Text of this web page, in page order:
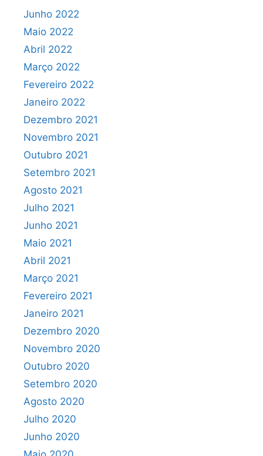
Junho 2022
Maio 2022
Abril 2022
Março 2022
Fevereiro 2022
Janeiro 2022
Dezembro 2021
Novembro 2021
Outubro 2021
Setembro 2021
Agosto 2021
Julho 2021
Junho 2021
Maio 2021
Abril 2021
Março 2021
Fevereiro 2021
Janeiro 2021
Dezembro 2020
Novembro 2020
Outubro 2020
Setembro 2020
Agosto 2020
Julho 2020
Junho 2020